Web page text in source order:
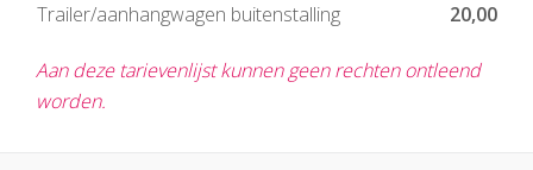
Trailer/aanhangwagen buitenstalling
20,00
Aan deze tarievenlijst kunnen geen rechten ontleend
worden.